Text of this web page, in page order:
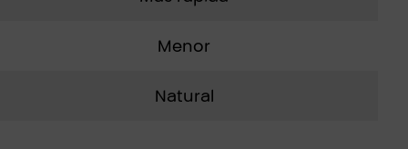
Menor
Natural